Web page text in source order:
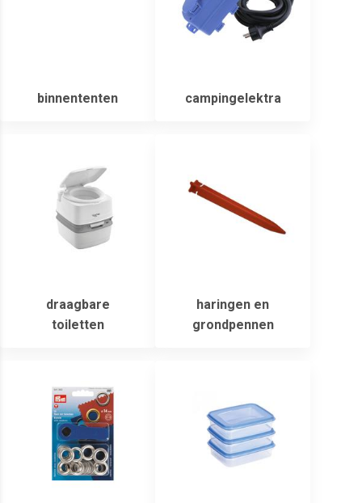
binnententen campingelektra
draagbare
toiletten
haringen en
grondpennen